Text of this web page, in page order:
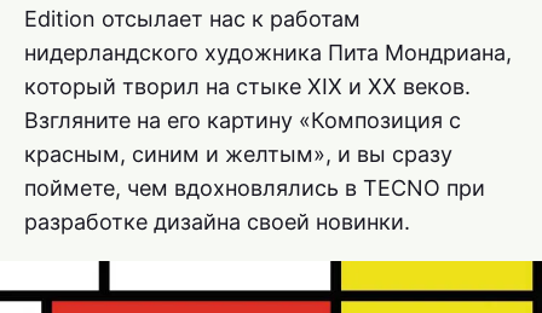
Edition отсылает нас к работам
нидерландского художника Пита Мондриана,
который творил на стыке XIX и XX веков.
Взгляните на его картину «Композиция с
красным, синим и желтым», и вы сразу
поймете, чем вдохновлялись в TECNO при
разработке дизайна своей новинки.